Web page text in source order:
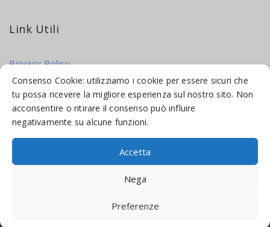
Consenso Cookie: utilizziamo i cookie per essere sicuri che
tu possa ricevere la migliore esperienza sul nostro sito. Non
acconsentire o ritirare il consenso può influire
negativamente su alcune funzioni.
Accetta
Nega
Preferenze
Link Utili
Privacy Policy
Cookie Policy
MADE WEB SOLUTIONS